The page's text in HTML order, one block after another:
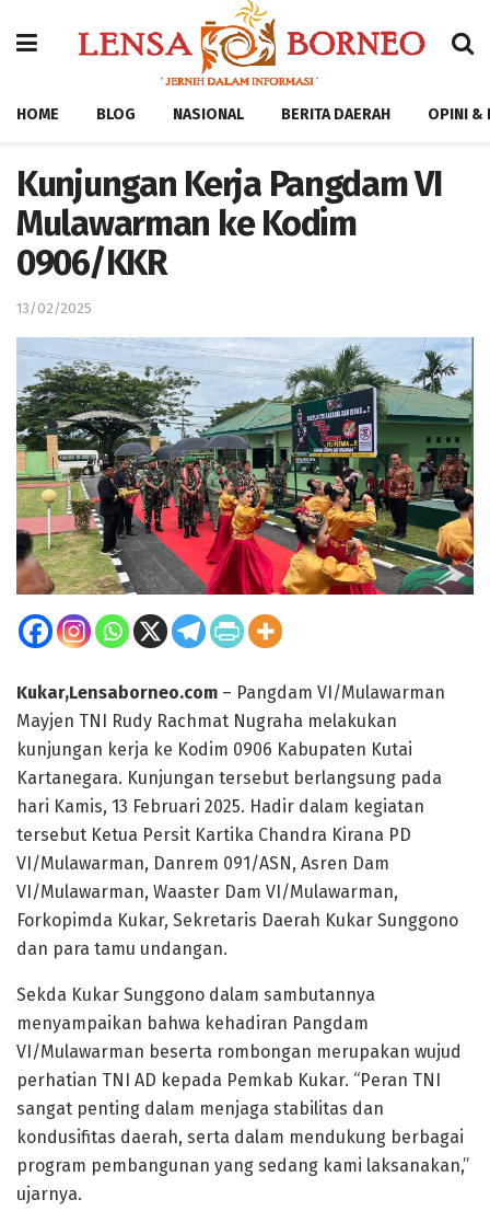
HOME BLOG NASIONAL BERITA DAERAH OPINI &
Kunjungan Kerja Pangdam VI
Mulawarman ke Kodim
0906/KKR
13/02/2025
Kukar,Lensaborneo.com – Pangdam VI/Mulawarman
Mayjen TNI Rudy Rachmat Nugraha melakukan
kunjungan kerja ke Kodim 0906 Kabupaten Kutai
Kartanegara. Kunjungan tersebut berlangsung pada
hari Kamis, 13 Februari 2025. Hadir dalam kegiatan
tersebut Ketua Persit Kartika Chandra Kirana PD
VI/Mulawarman, Danrem 091/ASN, Asren Dam
VI/Mulawarman, Waaster Dam VI/Mulawarman,
Forkopimda Kukar, Sekretaris Daerah Kukar Sunggono
dan para tamu undangan.
Sekda Kukar Sunggono dalam sambutannya
menyampaikan bahwa kehadiran Pangdam
VI/Mulawarman beserta rombongan merupakan wujud
perhatian TNI AD kepada Pemkab Kukar. “Peran TNI
sangat penting dalam menjaga stabilitas dan
kondusifitas daerah, serta dalam mendukung berbagai
program pembangunan yang sedang kami laksanakan,”
ujarnya.